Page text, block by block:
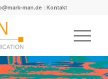
man.de | Kontakt